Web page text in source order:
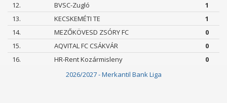
2026/2027 - Merkantil Bank Liga
12.
BVSC-Zugló
1
13.
KECSKEMÉTI TE
1
14.
MEZŐKÖVESD ZSÓRY FC
0
15.
AQVITAL FC CSÁKVÁR
0
16.
HR-Rent Kozármisleny 0